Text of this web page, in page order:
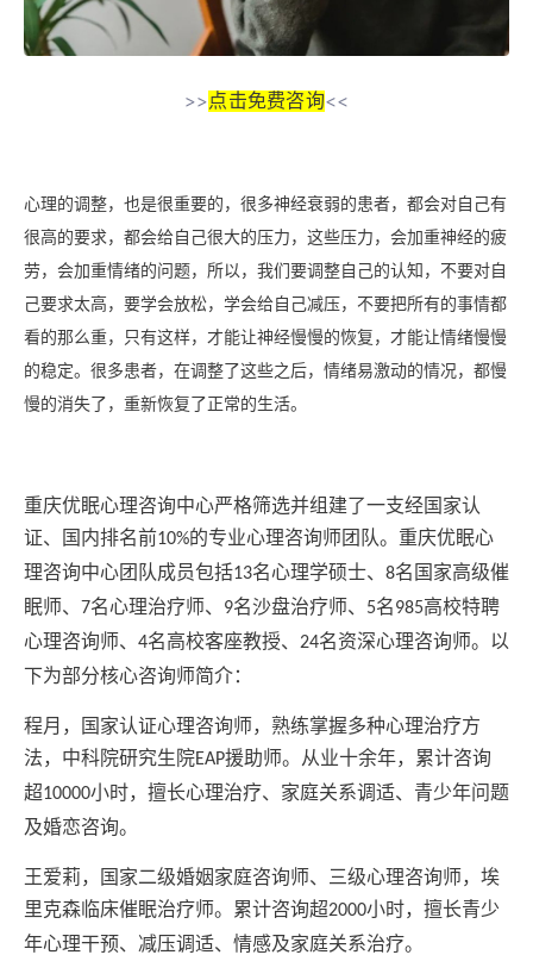
>>点击免费咨询<<
心理的调整，也是很重要的，很多神经衰弱的患者，都会对自己有
很高的要求，都会给自己很大的压力，这些压力，会加重神经的疲
劳，会加重情绪的问题，所以，我们要调整自己的认知，不要对自
己要求太高，要学会放松，学会给自己减压，不要把所有的事情都
看的那么重，只有这样，才能让神经慢慢的恢复，才能让情绪慢慢
的稳定。很多患者，在调整了这些之后，情绪易激动的情况，都慢
慢的消失了，重新恢复了正常的生活。
重庆优眠心理咨询中心严格筛选并组建了一支经国家认
证、国内排名前10%的专业心理咨询师团队。重庆优眠心
理咨询中心团队成员包括13名心理学硕士、 8名国家高级催
眠师、
7名心理治疗师、 9名沙盘治疗师、 5名985高校特聘
心理咨询师、 4名高校客座教授、 24名资深心理咨询师。以
下为部分核心咨询师简介：
程月，国家认证心理咨询师，熟练掌握多种心理治疗方
法，中科院研究生院EAP援助师。从业十余年，累计咨询
超10000小时，擅长心理治疗、家庭关系调适、青少年问题
及婚恋咨询。
王爱莉，国家二级婚姻家庭咨询师、三级心理咨询师，埃
里克森临床催眠治疗师。累计咨询超2000小时，擅长青少
年心理干预、减压调适、情感及家庭关系治疗。